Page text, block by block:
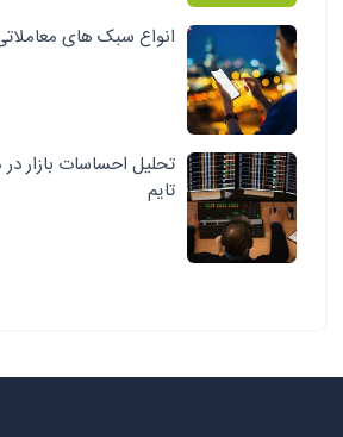
انواع سبک‌ های
تحلیل احساسات بازار
تایم